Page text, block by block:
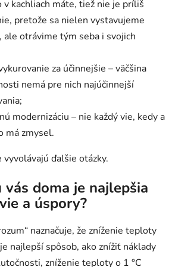
v kachliach máte, tiež nie je príliš
pretože sa nielen vystavujeme
ale otrávime tým seba i svojich
za účinnejšie – väčšina
nemá pre nich najúčinnejší
modernizáciu – nie každý vie, kedy a
má zmysel.
ďalšie otázky.
doma je najlepšia
a úspory?
naznačuje, že zníženie teploty
najlepší spôsob, ako znížiť náklady
zníženie teploty o 1 °C